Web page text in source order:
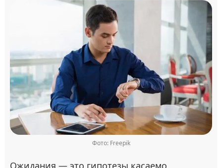
Фото: Freepik
Ожидания — это гипотезы касаемо